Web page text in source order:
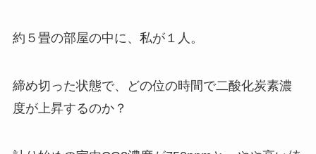
約５畳の部屋の中に、私が１人。
締め切った状態で、どの位の時間で二酸化炭素濃
度が上昇するのか？